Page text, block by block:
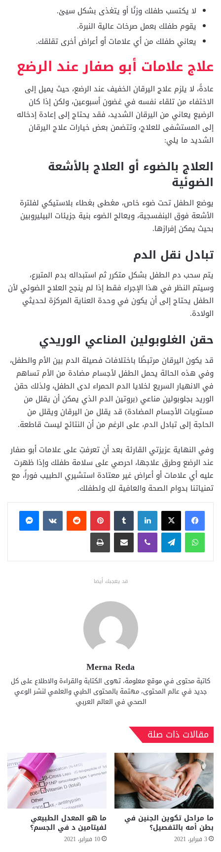
لا يكتسب طفلك وزنًا أو يتغذى بشكل سيئ.
يقوم طفلك بعمل صرخات عالية النبرة.
يعاني طفلك من أي علامات أو أعراض أخرى تقلقك.
علاج علامات أبو صفار عند الرضع
عادةً، لا يلزم علاج اليرقان الخفيف عند الرضع، حيث يميل إلى
الاختفاء من تلقاء نفسه في غضون أسبوعين، ولكن إذا كان
الرضيع يعاني من اليرقان الشديد، فقد يحتاج إلى إعادة إدخاله
إلى المستشفى للعلاج، وتتضمن بعض خيارات علاج اليرقان
الشديد ما يلي:
العلاج بالضوء أو العلاج بالأشعة
الضوئية
يوضع الطفل تحت ضوء خاص، مغطى بغطاء بلاستيكي لفلترة
الأشعة فوق البنفسجية، ويعالج الضوء بنية جزيئات البيليروبين
بحيث يمكن إفرازها.
تبادل نقل الدم
يتم سحب دم الطفل بشكل متكرر ثم استبداله بدم المتبرع،
وسيتم النظر في هذا الإجراء فقط إذا لم ينجح العلاج الضوئي لأن
الطفل يحتاج إلى أن يكون في وحدة العناية المركزة لحديثي
الولادة.
حقن الغلوبولين المناعي الوريدي
قد يكون اليرقان مرتبطًا باختلافات فصيلة الدم بين الأم والطفل،
وفي هذه الحالة يحمل الطفل لأجسام مضادة من الأم تساهم
في الانهيار السريع لخلايا الدم الحمراء لدى الطفل، ولذلك حقن
الوريد بجلوبولين مناعي (بروتين الدم الذي يمكن أن يقلل من
مستويات الأجسام المضادة) قد يقلل من اليرقان ويقلل من
الحاجة إلى تبادل الدم، على الرغم من أن النتائج ليست قاطعة.
وفي النهاية عزيزتي القارئة بعد أن تعرفتِ على علامات أبو صفار
عند الرضع وطرق علاجها، احرصي على سلامة طفلك وإذا ظهرت
عليه أي علامات أو أعراض غير معتادة استشيري الطبيب فوراً، مع
تمنياتنا بدوام الصحة والعافية لكِ ولطفلك.
فيسبوكX لينكدإن بينتيريست
ماسنجر
واتساب تيلقرام ڤايبر مشاركة عبر البريد طباعة
قد يعجبك أيضا
Merna Reda
كاتبة محتوى في موقع معلومة، تهوى الكتابة والقراءة والاطلاع على كل
جديد في عالم المحتوى، مهتمة بالمحتوى الطبي والعلمي لنشر الوعي
الصحي في العالم العربي.
مقالات ذات صلة
ما مراحل تكوين الجنين في
بطن أمه بالتفصيل؟
3 فبراير، 2021
ما هو المعدل الطبيعي
لفيتامين د في الجسم؟
10 فبراير، 2021